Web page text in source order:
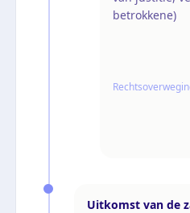
betrokkene)
Uitkomst van de